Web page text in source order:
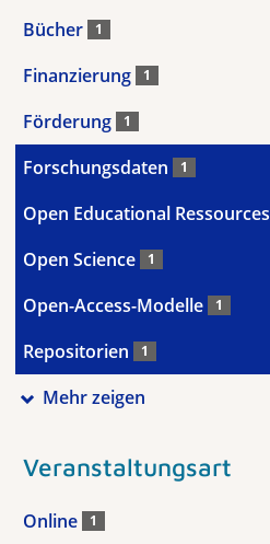
Bücher 1
Finanzierung 1
Förderung 1
Forschungsdaten 1
Open Educational Ressources
Open Science 1
Open-Access-Modelle 1
Repositorien 1
Mehr zeigen
Veranstaltungsart
Online 1